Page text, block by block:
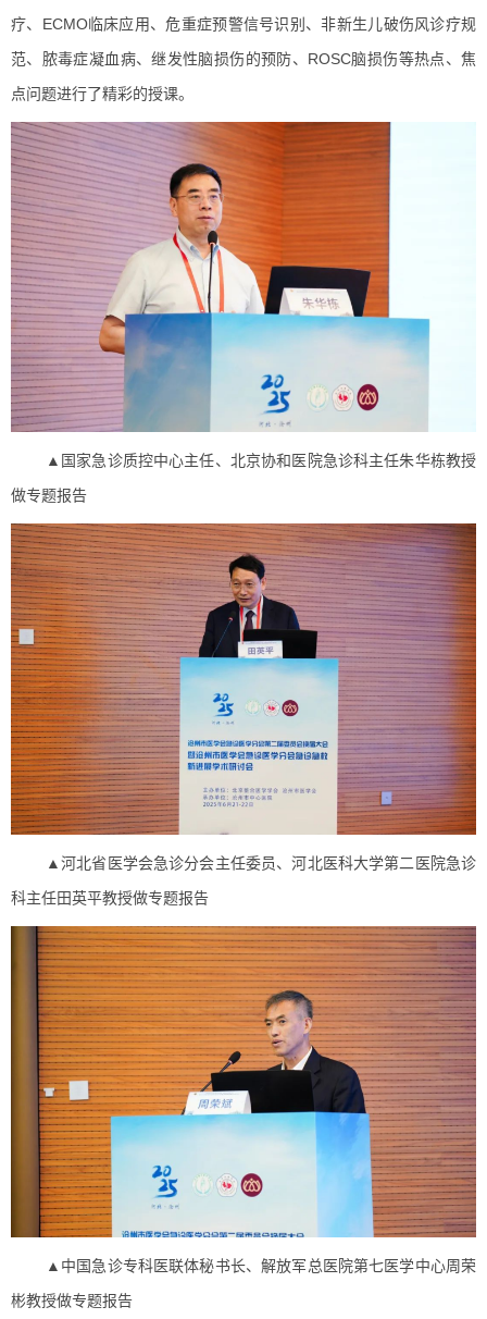
疗、ECMO临床应用、危重症预警信号识别、非新生儿破伤风诊疗规
范、脓毒症凝血病、继发性脑损伤的预防、ROSC脑损伤等热点、焦
点问题进行了精彩的授课。
▲国家急诊质控中心主任、北京协和医院急诊科主任朱华栋教授
做专题报告
▲河北省医学会急诊分会主任委员、河北医科大学第二医院急诊
科主任田英平教授做专题报告
▲中国急诊专科医联体秘书长、解放军总医院第七医学中心周荣
彬教授做专题报告